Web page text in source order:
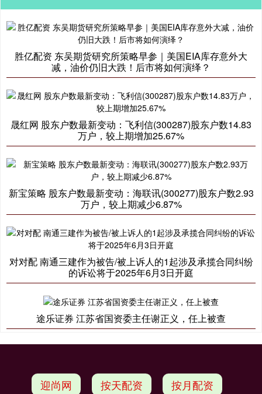
胜亿配资 东吴期货研究所策略早参｜美国EIA库存意外大
减，油价仍旧大跌！后市将如何演绎？
晟红网 股东户数最新变动：飞利信(300287)股东户数14.83
万户，较上期增加25.67%
新宝策略 股东户数最新变动：海联讯(300277)股东户数2.93
万户，较上期减少6.87%
对对配 南通三建作为被告/被上诉人的1起涉及承揽合同纠纷
的诉讼将于2025年6月3日开庭
途乐证券 江苏省国资委主任谢正义，任上被查
迎尚网 按天配资 按月配资